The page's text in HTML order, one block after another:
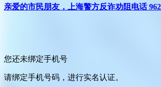
亲爱的市民朋友，上海警方反诈劝阻电话
您还未绑定手机号
请绑定手机号码，进行实名认证。